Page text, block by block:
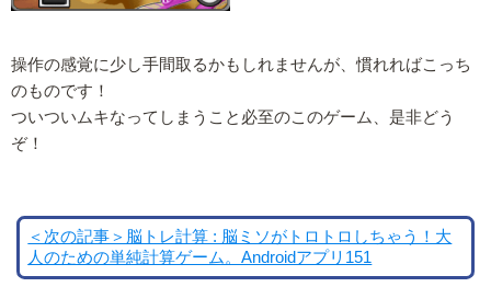
操作の感覚に少し手間取るかもしれませんが、慣れればこっち
のものです！
ついついムキなってしまうこと必至のこのゲーム、是非どう
ぞ！
＜次の記事＞脳トレ計算 : 脳ミソがトロトロしちゃう！大
人のための単純計算ゲーム。Androidアプリ151